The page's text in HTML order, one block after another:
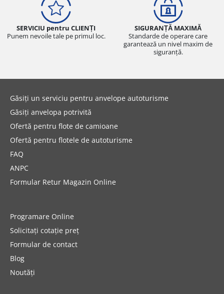
SERVICIU pentru CLIENȚI
Punem nevoile tale pe primul loc.
SIGURANȚĂ MAXIMĂ
Standarde de operare care
garantează un nivel maxim de
siguranță.
Găsiți un serviciu pentru anvelope autoturisme
Găsiți anvelopa potrivită
Ofertă pentru flote de camioane
Ofertă pentru flotele de autoturisme
FAQ
ANPC
Formular Retur Magazin Online
Programare Online
Solicitați cotație preț
Formular de contact
Blog
Noutăți